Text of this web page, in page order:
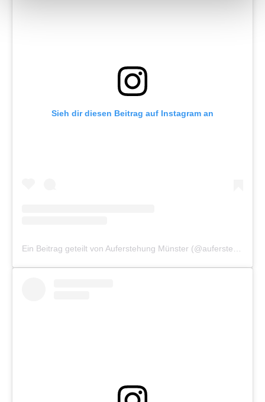
Sieh dir diesen Beitrag auf Instagram an
Ein Beitrag geteilt von Auferstehung Münster (@auferstehung_muenster)